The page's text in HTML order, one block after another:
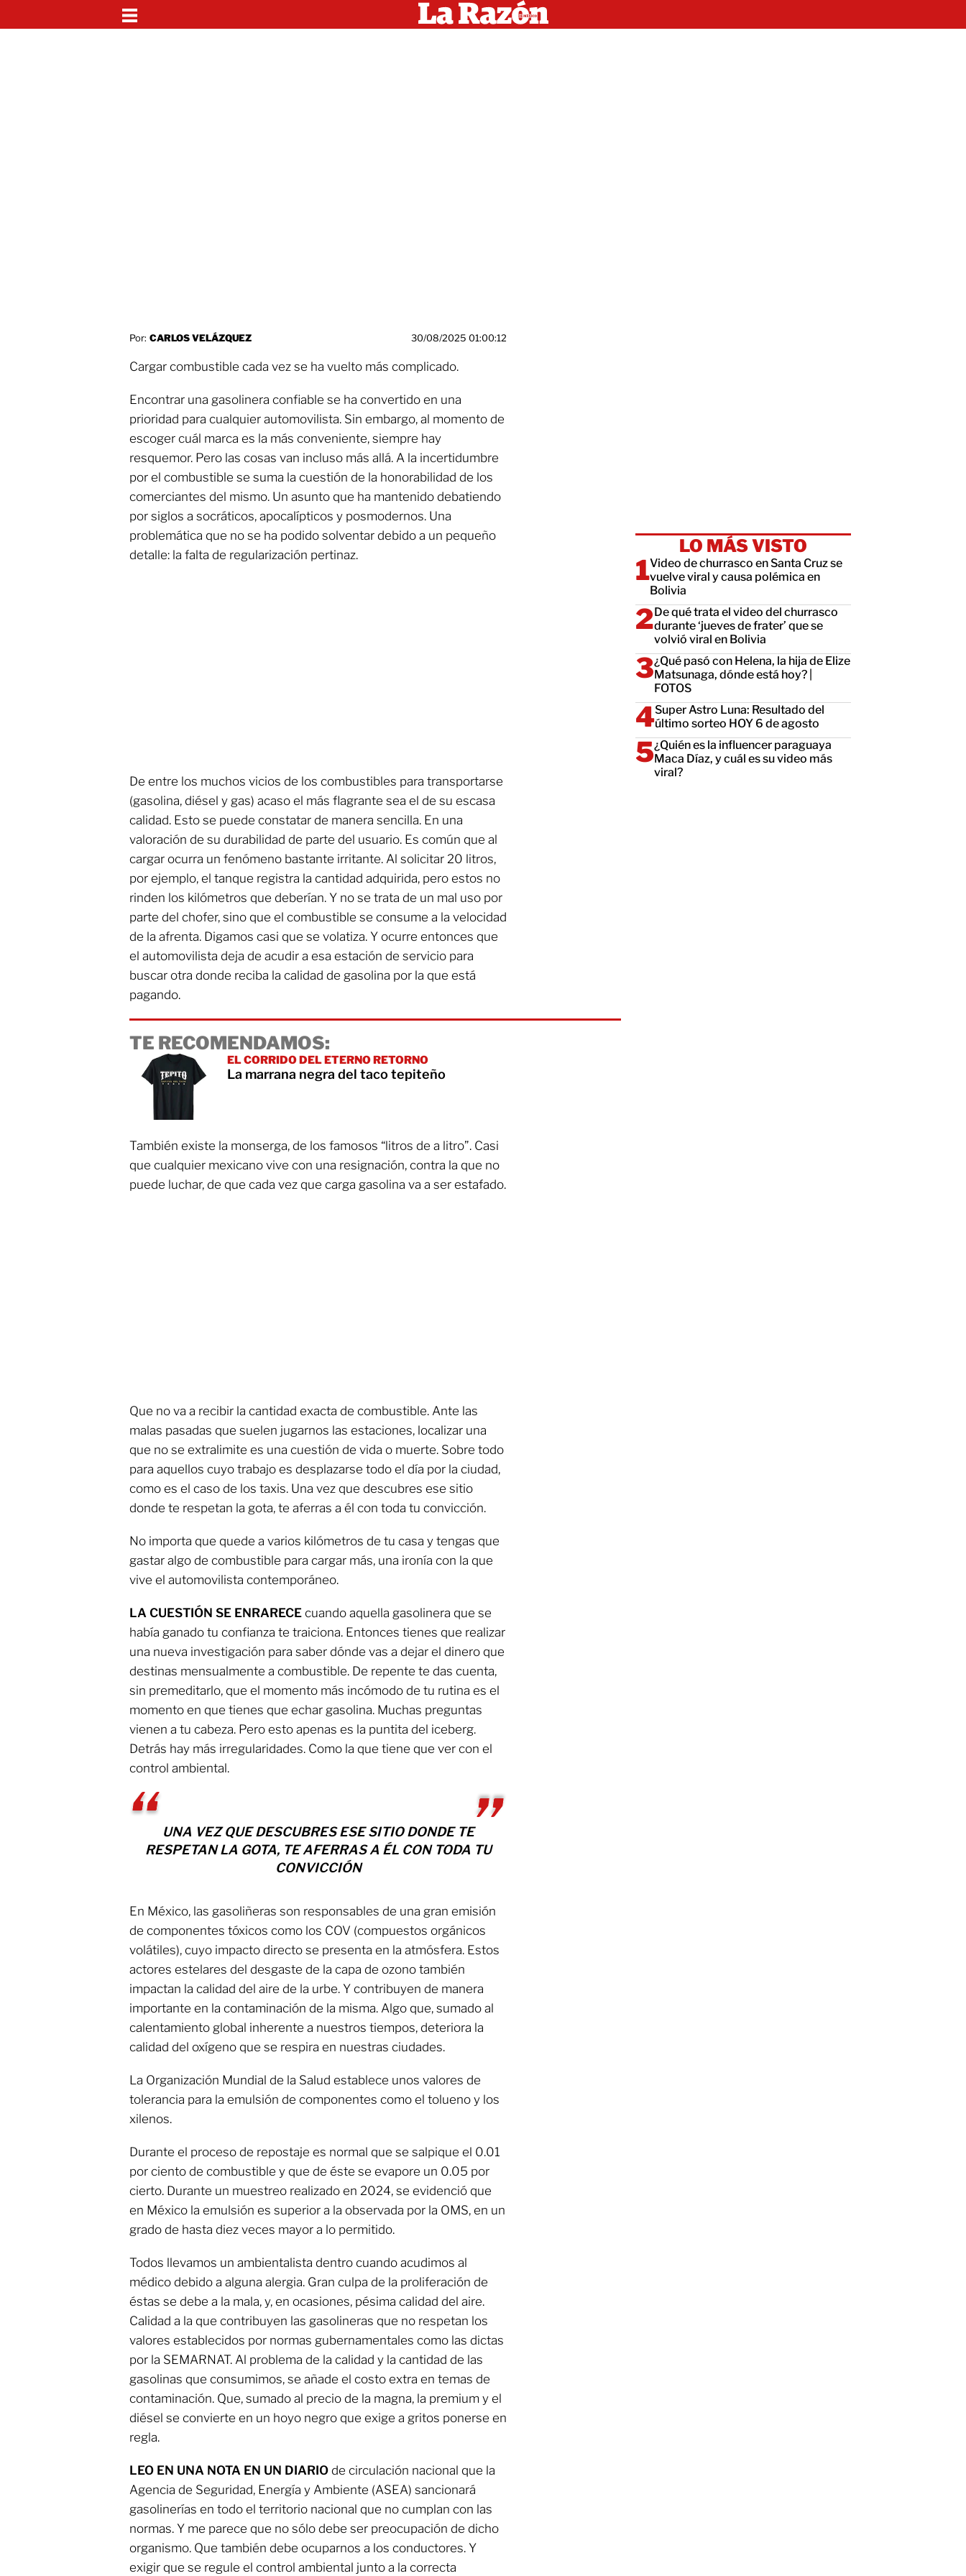
Por: CARLOS VELÁZQUEZ 30/08/2025 01:00:12
Cargar combustible cada vez se ha vuelto más complicado.
Encontrar una gasolinera confiable se ha convertido en una
prioridad para cualquier automovilista. Sin embargo, al momento de
escoger cuál marca es la más conveniente, siempre hay
resquemor. Pero las cosas van incluso más allá. A la incertidumbre
por el combustible se suma la cuestión de la honorabilidad de los
comerciantes del mismo. Un asunto que ha mantenido debatiendo
por siglos a socráticos, apocalípticos y posmodernos. Una
problemática que no se ha podido solventar debido a un pequeño
detalle: la falta de regularización pertinaz.
De entre los muchos vicios de los combustibles para transportarse
(gasolina, diésel y gas) acaso el más flagrante sea el de su escasa
calidad. Esto se puede constatar de manera sencilla. En una
valoración de su durabilidad de parte del usuario. Es común que al
cargar ocurra un fenómeno bastante irritante. Al solicitar 20 litros,
por ejemplo, el tanque registra la cantidad adquirida, pero estos no
rinden los kilómetros que deberían. Y no se trata de un mal uso por
parte del chofer, sino que el combustible se consume a la velocidad
de la afrenta. Digamos casi que se volatiza. Y ocurre entonces que
el automovilista deja de acudir a esa estación de servicio para
buscar otra donde reciba la calidad de gasolina por la que está
pagando.
TE RECOMENDAMOS:
EL CORRIDO DEL ETERNO RETORNO
La marrana negra del taco tepiteño
También existe la monserga, de los famosos “litros de a litro”. Casi
que cualquier mexicano vive con una resignación, contra la que no
puede luchar, de que cada vez que carga gasolina va a ser estafado.
Que no va a recibir la cantidad exacta de combustible. Ante las
malas pasadas que suelen jugarnos las estaciones, localizar una
que no se extralimite es una cuestión de vida o muerte. Sobre todo
para aquellos cuyo trabajo es desplazarse todo el día por la ciudad,
como es el caso de los taxis. Una vez que descubres ese sitio
donde te respetan la gota, te aferras a él con toda tu convicción.
No importa que quede a varios kilómetros de tu casa y tengas que
gastar algo de combustible para cargar más, una ironía con la que
vive el automovilista contemporáneo.
LA CUESTIÓN SE ENRARECE cuando aquella gasolinera que se
había ganado tu confianza te traiciona. Entonces tienes que realizar
una nueva investigación para saber dónde vas a dejar el dinero que
destinas mensualmente a combustible. De repente te das cuenta,
sin premeditarlo, que el momento más incómodo de tu rutina es el
momento en que tienes que echar gasolina. Muchas preguntas
vienen a tu cabeza. Pero esto apenas es la puntita del iceberg.
Detrás hay más irregularidades. Como la que tiene que ver con el
control ambiental.
UNA VEZ QUE DESCUBRES ESE SITIO DONDE TE
RESPETAN LA GOTA, TE AFERRAS A ÉL CON TODA TU
CONVICCIÓN
En México, las gasoliñeras son responsables de una gran emisión
de componentes tóxicos como los COV (compuestos orgánicos
volátiles), cuyo impacto directo se presenta en la atmósfera. Estos
actores estelares del desgaste de la capa de ozono también
impactan la calidad del aire de la urbe. Y contribuyen de manera
importante en la contaminación de la misma. Algo que, sumado al
calentamiento global inherente a nuestros tiempos, deteriora la
calidad del oxígeno que se respira en nuestras ciudades.
La Organización Mundial de la Salud establece unos valores de
tolerancia para la emulsión de componentes como el tolueno y los
xilenos.
Durante el proceso de repostaje es normal que se salpique el 0.01
por ciento de combustible y que de éste se evapore un 0.05 por
cierto. Durante un muestreo realizado en 2024, se evidenció que
en México la emulsión es superior a la observada por la OMS, en un
grado de hasta diez veces mayor a lo permitido.
Todos llevamos un ambientalista dentro cuando acudimos al
médico debido a alguna alergia. Gran culpa de la proliferación de
éstas se debe a la mala, y, en ocasiones, pésima calidad del aire.
Calidad a la que contribuyen las gasolineras que no respetan los
valores establecidos por normas gubernamentales como las dictas
por la SEMARNAT. Al problema de la calidad y la cantidad de las
gasolinas que consumimos, se añade el costo extra en temas de
contaminación. Que, sumado al precio de la magna, la premium y el
diésel se convierte en un hoyo negro que exige a gritos ponerse en
regla.
LEO EN UNA NOTA EN UN DIARIO de circulación nacional que la
Agencia de Seguridad, Energía y Ambiente (ASEA) sancionará
gasolinerías en todo el territorio nacional que no cumplan con las
normas. Y me parece que no sólo debe ser preocupación de dicho
organismo. Que también debe ocuparnos a los conductores. Y
exigir que se regule el control ambiental junto a la correcta
LO MÁS VISTO
Video de churrasco en Santa Cruz se
vuelve viral y causa polémica en
Bolivia
De qué trata el video del churrasco
durante ‘jueves de frater’ que se
volvió viral en Bolivia
¿Qué pasó con Helena, la hija de Elize
Matsunaga, dónde está hoy? |
FOTOS
Super Astro Luna: Resultado del
último sorteo HOY 6 de agosto
¿Quién es la influencer paraguaya
Maca Díaz, y cuál es su video más
viral?